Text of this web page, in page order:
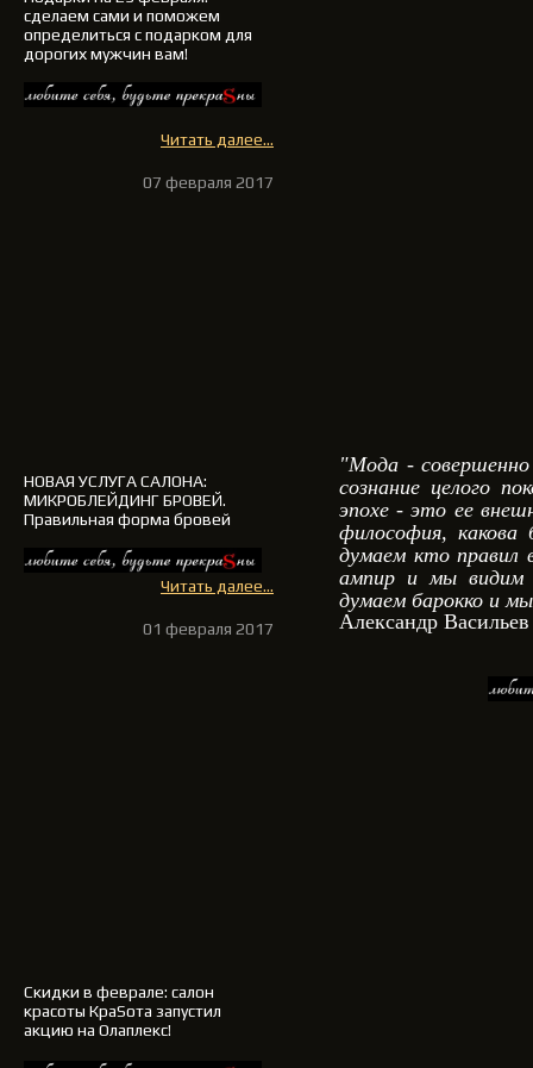
сделаем сами и поможем
определиться с подарком для
дорогих мужчин вам!
Читать далее...
07 февраля 2017
НОВАЯ УСЛУГА САЛОНА:
МИКРОБЛЕЙДИНГ БРОВЕЙ.
Правильная форма бровей
Читать далее...
01 февраля 2017
Скидки в феврале: салон
красоты КраSота запустил
акцию на Олаплекс!
"Мода -
сознание целого
эпохе - это ее
философия,
думаем кто
ампир и мы видим
думаем барокко и
Александр Васильев